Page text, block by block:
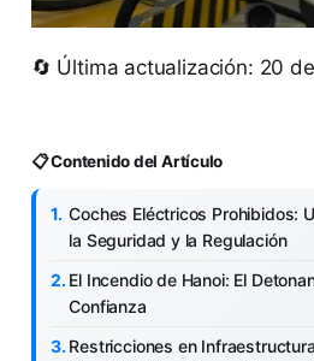
🔄 Última actualización: 20
📋 Contenido del Artículo
Coches Eléctricos Prohibidos:
la Seguridad y la Regulación
El Incendio de Hanoi: El
Confianza
Restricciones en